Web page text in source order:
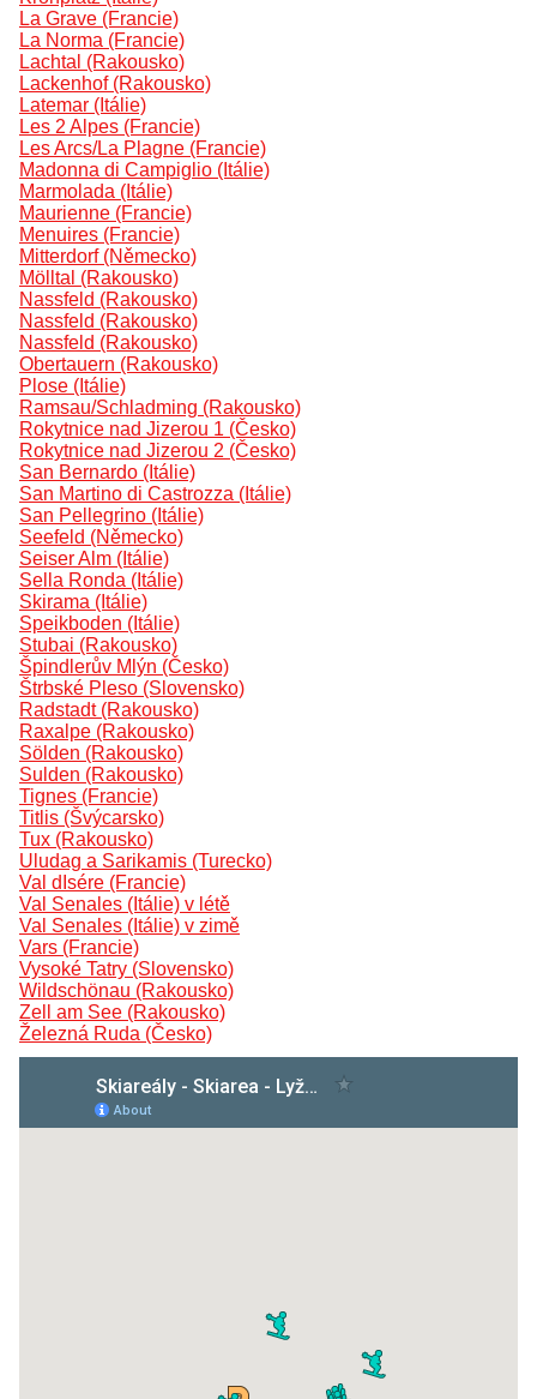
La Grave (Francie)
La Norma (Francie)
Lachtal (Rakousko)
Lackenhof (Rakousko)
Latemar (Itálie)
Les 2 Alpes (Francie)
Les Arcs/La Plagne (Francie)
Madonna di Campiglio (Itálie)
Marmolada (Itálie)
Maurienne (Francie)
Menuires (Francie)
Mitterdorf (Německo)
Mölltal (Rakousko)
Nassfeld (Rakousko)
Nassfeld (Rakousko)
Nassfeld (Rakousko)
Obertauern (Rakousko)
Plose (Itálie)
Ramsau/Schladming (Rakousko)
Rokytnice nad Jizerou 1 (Česko)
Rokytnice nad Jizerou 2 (Česko)
San Bernardo (Itálie)
San Martino di Castrozza (Itálie)
San Pellegrino (Itálie)
Seefeld (Německo)
Seiser Alm (Itálie)
Sella Ronda (Itálie)
Skirama (Itálie)
Speikboden (Itálie)
Stubai (Rakousko)
Špindlerův Mlýn (Česko)
Štrbské Pleso (Slovensko)
Radstadt (Rakousko)
Raxalpe (Rakousko)
Sölden (Rakousko)
Sulden (Rakousko)
Tignes (Francie)
Titlis (Švýcarsko)
Tux (Rakousko)
Uludag a Sarikamis (Turecko)
Val dIsére (Francie)
Val Senales (Itálie) v létě
Val Senales (Itálie) v zimě
Vars (Francie)
Vysoké Tatry (Slovensko)
Wildschönau (Rakousko)
Zell am See (Rakousko)
Železná Ruda (Česko)